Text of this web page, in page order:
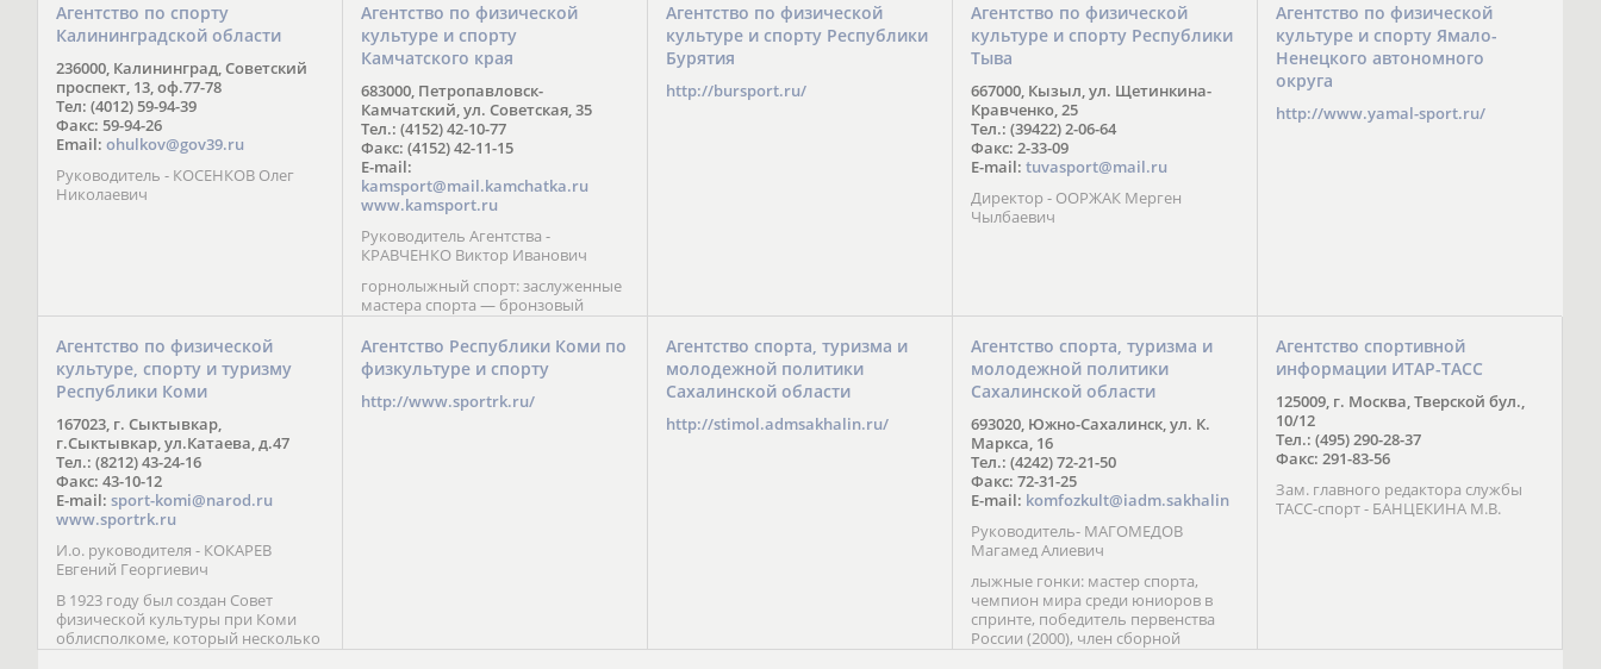
Агентство по спорту
Калининградской области
236000, Калининград, Советский
проспект, 13, оф.77-78
Тел: (4012) 59-94-39
Факс: 59-94-26
Email: ohulkov@gov39.ru
Руководитель - КОСЕНКОВ Олег
Николаевич
Агентство по физической
культуре и спорту
Камчатского края
683000, Петропавловск-
Камчатский, ул. Советская, 35
Тел.: (4152) 42-10-77
Факс: (4152) 42-11-15
E-mail:
kamsport@mail.kamchatka.ru
www.kamsport.ru
Руководитель Агентства -
КРАВЧЕНКО Виктор Иванович
горнолыжный спорт: заслуженные
мастера спорта — бронзовый
призер Кубка мира (1997),
обладатель Кубка Европы (2002) В.
Зеленская; бронзовый призер
Паралимпийских игр в Солт-Лейк-
Сити (2002) А. Мошкин; мастер
Агентство по физической
культуре и спорту Республики
Бурятия
http://bursport.ru/
Агентство по физической
культуре и спорту Республики
Тыва
667000, Кызыл, ул. Щетинкина-
Кравченко, 25
Тел.: (39422) 2-06-64
Факс: 2-33-09
E-mail: tuvasport@mail.ru
Директор - ООРЖАК Мерген
Чылбаевич
Агентство по физической
культуре и спорту Ямало-
Ненецкого автономного
округа
http://www.yamal-sport.ru/
Агентство по физической
культуре, спорту и туризму
Республики Коми
167023, г. Сыктывкар,
г.Сыктывкар, ул.Катаева, д.47
Тел.: (8212) 43-24-16
Факс: 43-10-12
E-mail: sport-komi@narod.ru
www.sportrk.ru
И.о. руководителя - КОКАРЕВ
Евгений Георгиевич
В 1923 году был создан Совет
физической культуры при Коми
облисполкоме, который несколько
раз реорганизовывался; с 1994 года
Агентство Республики Коми по
физкультуре и спорту
http://www.sportrk.ru/
Агентство спорта, туризма и
молодежной политики
Сахалинской области
http://stimol.admsakhalin.ru/
Агентство спорта, туризма и
молодежной политики
Сахалинской области
693020, Южно-Сахалинск, ул. К.
Маркса, 16
Тел.: (4242) 72-21-50
Факс: 72-31-25
E-mail: komfozkult@iadm.sakhalin
Руководитель- МАГОМЕДОВ
Магамед Алиевич
лыжные гонки: мастер спорта,
чемпион мира среди юниоров в
спринте, победитель первенства
России (2000), член сборной
команды России С. Новиков;
Агентство спортивной
информации ИТАР-ТАСС
125009, г. Москва, Тверской бул.,
10/12
Тел.: (495) 290-28-37
Факс: 291-83-56
Зам. главного редактора службы
ТАСС-спорт - БАНЦЕКИНА М.В.